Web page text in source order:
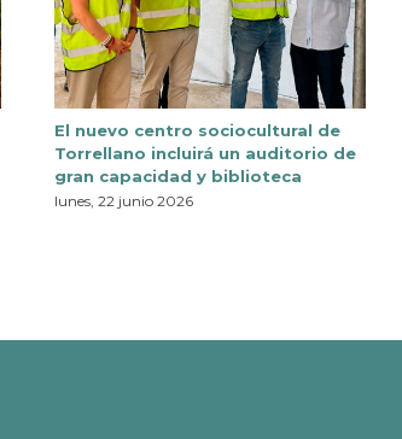
El nuevo centro sociocultural de
Torrellano incluirá un auditorio de
gran capacidad y biblioteca
lunes, 22 junio 2026